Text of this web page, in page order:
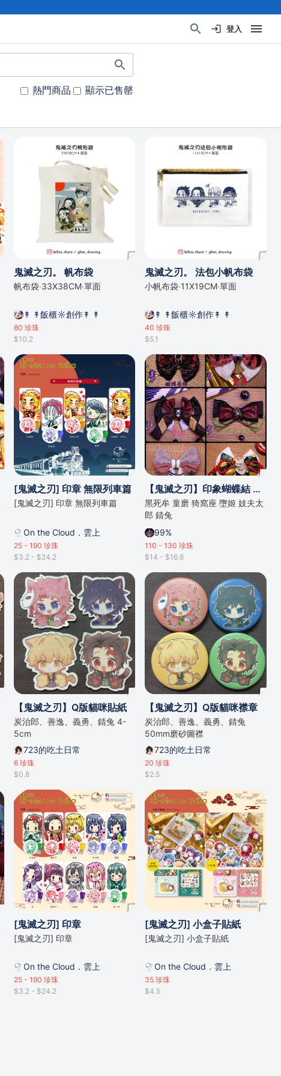
登入
熱門商品 顯示已售罄
鬼滅之刃。 帆布袋
帆布袋‧33X38CM‧單面
↟ ↟飯櫃☼創作↟ ↟
80 珍珠
$10.2
鬼滅之刃。 法包小帆布袋
小帆布袋‧11X19CM‧單面
↟ ↟飯櫃☼創作↟ ↟
40 珍珠
$5.1
[鬼滅之刃] 印章 無限列車篇
[鬼滅之刃] 印章 無限列車篇
On the Cloud．雲上
25 - 190 珍珠
$3.2 - $24.2
【鬼滅之刃】印象蝴蝶結 上弦之鬼+錆兔
黑死牟 童磨 猗窩座 墮姬 妓夫太
郎 錆兔
99%
110 - 130 珍珠
$14 - $16.6
【鬼滅之刃】Q版貓咪貼紙
炭治郎、善逸、義勇、錆兔 4-
5cm
723的吃土日常
6珍珠
$0.8
【鬼滅之刃】Q版貓咪襟章
炭治郎、善逸、義勇、錆兔
50mm磨砂圖襟
723的吃土日常
20 珍珠
$2.5
[鬼滅之刃] 印章
[鬼滅之刃] 印章
On the Cloud．雲上
25 - 190 珍珠
$3.2 - $24.2
[鬼滅之刃] 小盒子貼紙
[鬼滅之刃] 小盒子貼紙
On the Cloud．雲上
35 珍珠
$4.5